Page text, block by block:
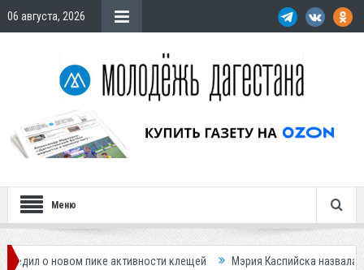
06 августа, 2026
Меню
пике активности клещей Мэрия Каспийска назвала причину